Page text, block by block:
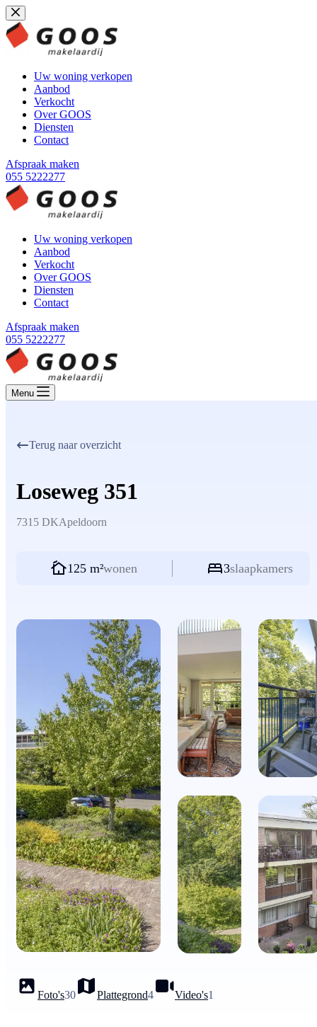
Ga
naar
de
inhoud
Uw woning verkopen
Aanbod
Verkocht
Over GOOS
Diensten
Contact
Afspraak maken
055 5222277
Uw woning verkopen
Aanbod
Verkocht
Over GOOS
Diensten
Contact
Afspraak maken
055 5222277
Menu
Terug naar overzicht
Loseweg 351
7315 DKApeldoorn
125 m²wonen 3slaapkamers
Foto's30 Plattegrond4 Video's1